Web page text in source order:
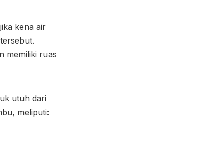
kena air
memiliki ruas
utuh dari
meliputi: